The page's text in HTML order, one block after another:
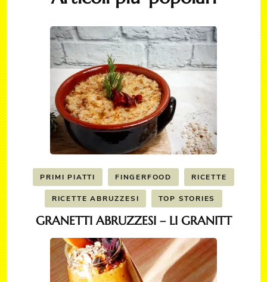
PRIMI PIATTI FINGERFOOD RICETTE
RICETTE ABRUZZESI TOP STORIES
GRANETTI ABRUZZESI – LI GRANITT